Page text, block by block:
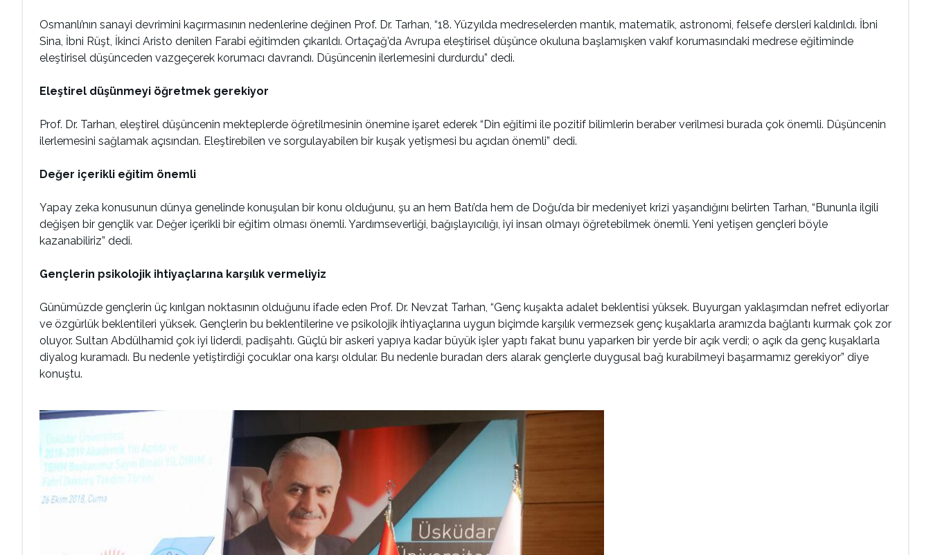
Osmanlı’nın sanayi devrimini kaçırmasının nedenlerine değinen Prof. Dr. Tarhan, “18. Yüzyılda medreselerden mantık, matematik, astronomi, felsefe dersleri kaldırıldı. İbni
Sina, İbni Rüşt, İkinci Aristo denilen Farabi eğitimden çıkarıldı. Ortaçağ’da Avrupa eleştirisel düşünce okuluna başlamışken vakıf korumasındaki medrese eğitiminde
eleştirisel düşünceden vazgeçerek korumacı davrandı. Düşüncenin ilerlemesini durdurdu” dedi.
Eleştirel düşünmeyi öğretmek gerekiyor
Prof. Dr. Tarhan, eleştirel düşüncenin mekteplerde öğretilmesinin önemine işaret ederek “Din eğitimi ile pozitif bilimlerin beraber verilmesi burada çok önemli. Düşüncenin
ilerlemesini sağlamak açısından. Eleştirebilen ve sorgulayabilen bir kuşak yetişmesi bu açıdan önemli” dedi.
Değer içerikli eğitim önemli
Yapay zeka konusunun dünya genelinde konuşulan bir konu olduğunu, şu an hem Batı’da hem de Doğu’da bir medeniyet krizi yaşandığını belirten Tarhan, “Bununla ilgili
değişen bir gençlik var. Değer içerikli bir eğitim olması önemli. Yardımseverliği, bağışlayıcılığı, iyi insan olmayı öğretebilmek önemli. Yeni yetişen gençleri böyle
kazanabiliriz” dedi.
Gençlerin psikolojik ihtiyaçlarına karşılık vermeliyiz
Günümüzde gençlerin üç kırılgan noktasının olduğunu ifade eden Prof. Dr. Nevzat Tarhan, “Genç kuşakta adalet beklentisi yüksek. Buyurgan yaklaşımdan nefret ediyorlar
ve özgürlük beklentileri yüksek. Gençlerin bu beklentilerine ve psikolojik ihtiyaçlarına uygun biçimde karşılık vermezsek genç kuşaklarla aramızda bağlantı kurmak çok zor
oluyor. Sultan Abdülhamid çok iyi liderdi, padişahtı. Güçlü bir askeri yapıya kadar büyük işler yaptı fakat bunu yaparken bir yerde bir açık verdi; o açık da genç kuşaklarla
diyalog kuramadı. Bu nedenle yetiştirdiği çocuklar ona karşı oldular. Bu nedenle buradan ders alarak gençlerle duygusal bağ kurabilmeyi başarmamız gerekiyor” diye
konuştu.